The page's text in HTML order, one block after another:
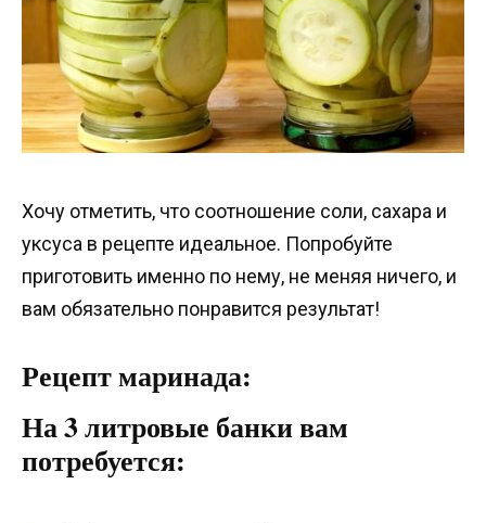
Хочу отметить, что соотношение соли, сахара и
уксуса в рецепте идеальное. Попробуйте
приготовить именно по нему, не меняя ничего, и
вам обязательно понравится результат!
Рецепт маринада:
На 3 литровые банки вам
потребуется: